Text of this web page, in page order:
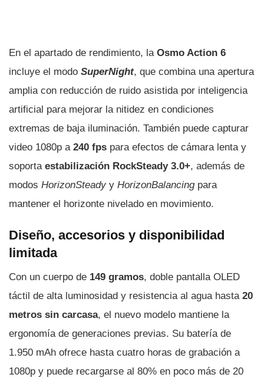
En el apartado de rendimiento, la Osmo Action 6
incluye el modo SuperNight, que combina una apertura
amplia con reducción de ruido asistida por inteligencia
artificial para mejorar la nitidez en condiciones
extremas de baja iluminación. También puede capturar
video 1080p a 240 fps para efectos de cámara lenta y
soporta estabilización RockSteady 3.0+, además de
modos HorizonSteady y HorizonBalancingpara
mantener el horizonte nivelado en movimiento.
Diseño, accesorios y disponibilidad
limitada
Con un cuerpo de 149 gramos, doble pantalla OLED
táctil de alta luminosidad y resistencia al agua hasta 20
metros sin carcasa, el nuevo modelo mantiene la
ergonomía de generaciones previas. Su batería de
1.950 mAh ofrece hasta cuatro horas de grabación a
1080p y puede recargarse al 80% en poco más de 20